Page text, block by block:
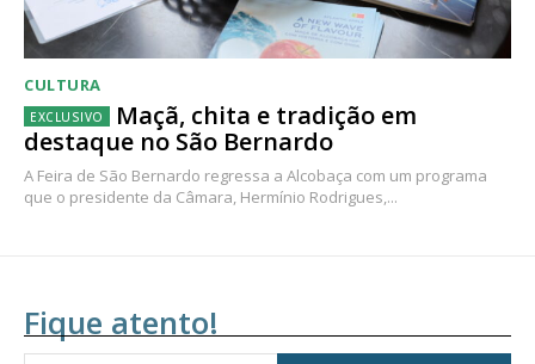
CULTURA
Maçã, chita e tradição em
destaque no São Bernardo
A Feira de São Bernardo regressa a Alcobaça com um programa
que o presidente da Câmara, Hermínio Rodrigues,...
Fique atento!